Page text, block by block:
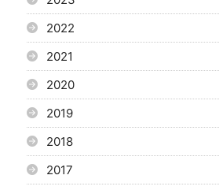
2022
2021
2020
2019
2018
2017